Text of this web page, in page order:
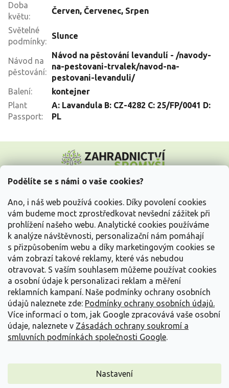
Podělíte se s námi o vaše cookies?
Ano, i náš web používá cookies. Díky povolení cookies
vám budeme moct zprostředkovat nevšední zážitek při
prohlížení našeho webu. Analytické cookies používáme
k analýze návštěvnosti, personalizační nám pomáhají
s přizpůsobením webu a díky marketingovým cookies se
vám zobrazí takové reklamy, které vás nebudou
otravovat. S vaším souhlasem můžeme používat cookies
a osobní údaje k personalizaci reklam a měření
reklamních kampaní. Naše podmínky ochrany osobních
údajů naleznete zde: Podmínky ochrany osobních údajů.
Více informací o tom, jak Google zpracovává vaše osobní
údaje, naleznete v Zásadách ochrany soukromí a
smluvních podmínkách společnosti Google.
Nastavení
Doba
květu:
Červen, Červenec, Srpen
Světelné
podmínky:
Slunce
Návod na
pěstování:
Návod na pěstování levandulí - /navody-
na-pestovani-trvalek/navod-na-
pestovani-levanduli/
Balení:
kontejner
Plant
Passport:
A: Lavandula B: CZ-4282 C: 25/FP/0041 D:
PL
p
Vše o nákupu
Informace pro Vás
Kontakujte nás
Vytvořil Shoptet